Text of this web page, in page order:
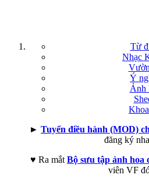
Từ
Nhạc
Ý
Ảnh
► Tuyển điều hành (MOD)
đăng ký
♥ Ra mắt Bộ sưu tập ảnh hoa
viên VF